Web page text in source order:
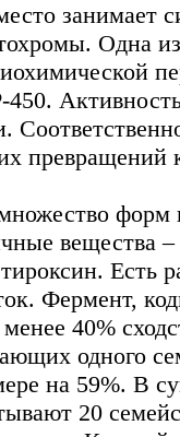
занимает
Одна
превращений
форм
вещества
Есть
Фермент,
40%
одного
на 59%. В
20